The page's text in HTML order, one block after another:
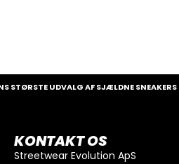
STØRSTE UDVALG AF SJÆLDNE SNEAKERS
KONTAKT OS
Streetwear Evolution ApS